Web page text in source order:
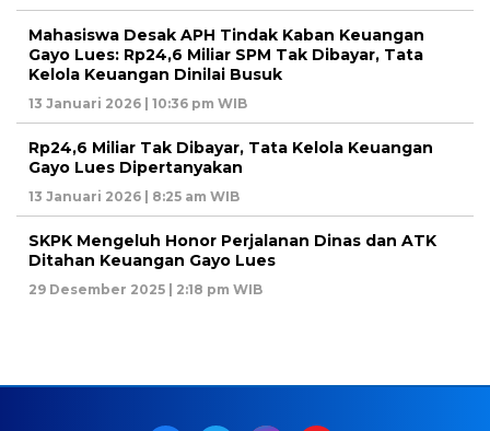
Mahasiswa Desak APH Tindak Kaban Keuangan
Gayo Lues: Rp24,6 Miliar SPM Tak Dibayar, Tata
Kelola Keuangan Dinilai Busuk
13 Januari 2026 | 10:36 pm WIB
Rp24,6 Miliar Tak Dibayar, Tata Kelola Keuangan
Gayo Lues Dipertanyakan
13 Januari 2026 | 8:25 am WIB
SKPK Mengeluh Honor Perjalanan Dinas dan ATK
Ditahan Keuangan Gayo Lues
29 Desember 2025 | 2:18 pm WIB